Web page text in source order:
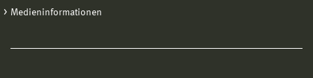
Medieninformationen